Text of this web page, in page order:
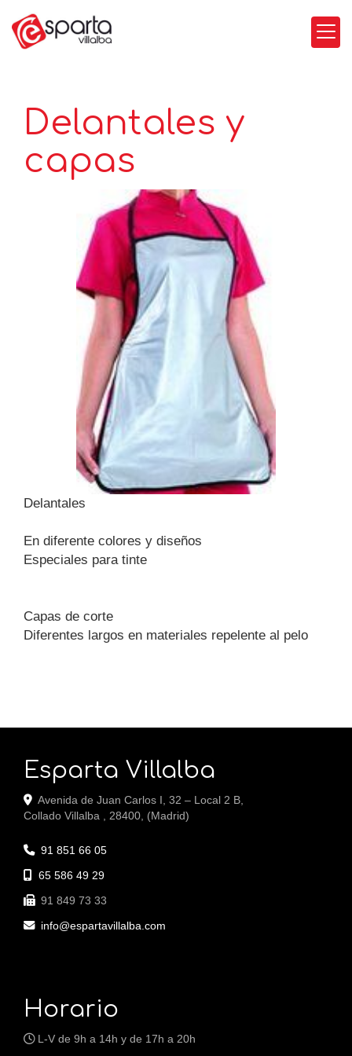
Delantales y
capas
Delantales
En diferente colores y diseños
Especiales para tinte
Capas de corte
Diferentes largos en materiales repelente al pelo
Esparta Villalba
Avenida de Juan Carlos I, 32 – Local 2 B,
Collado Villalba
28400 (Madrid)
91 851 66 05
65 586 49 29
91 849 73 33
info
espartavillalba.com
Horario
L-V de 9h a 14h y de 17h a 20h